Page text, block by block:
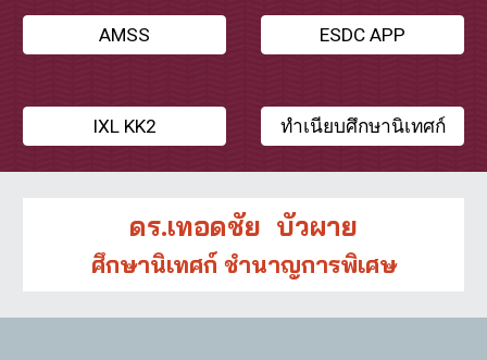
AMSS ESDC APP
IXL KK2 ทำเนียบศึกษานิเทศก์
ดร.เทอดชัย บัวผาย
ศึกษานิเทศก์ ชำนาญการพิเศษ